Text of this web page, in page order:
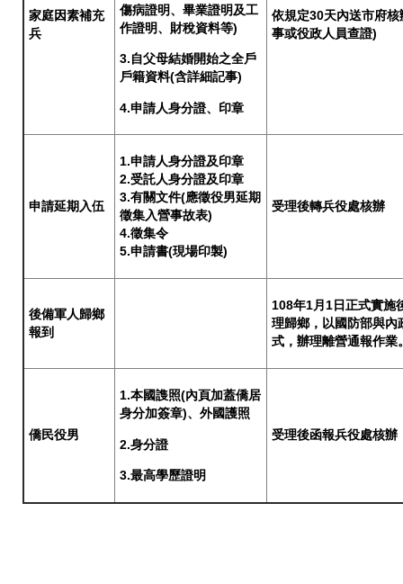
家庭因素補充
兵
傷病證明、畢業證明及工
作證明、財稅資料等)
3.自父母結婚開始之全戶
戶籍資料(含詳細記事)
4.申請人身分證、印章
依規定30天內送市府
事或役政人員查證)
申請延期入伍
1.申請人身分證及印章
2.受託人身分證及印章
3.有關文件(應徵役男延期
徵集入營事故表)
4.徵集令
5.申請書(現場印製)
受理後轉兵役處核辦
後備軍人歸鄉
報到
108年1月1日正式實施
理歸鄉，以國防部與內
式，辦理離營通報作業
僑民役男
1.本國謢照(內頁加蓋僑居
身分加簽章)、外國護照
2.身分證
3.最高學歷證明
受理後函報兵役處核辦